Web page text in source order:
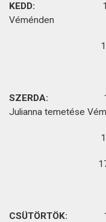
KEDD:
Véménden
SZERDA:
Julianna temetése
17:00
CSÜTÖRTÖK: